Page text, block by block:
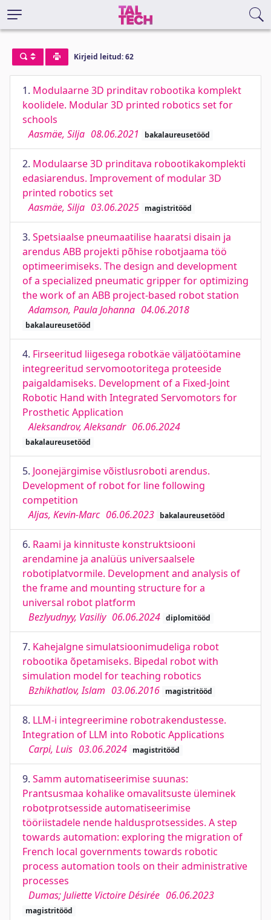
Kirjeid leitud: 62
1. Modulaarne 3D prinditav robootika komplekt
koolidele. Modular 3D printed robotics set for
schools
Aasmäe, Silja 08.06.2021 bakalaureusetööd
2. Modulaarse 3D prinditava robootikakomplekti
edasiarendus. Improvement of modular 3D
printed robotics set
Aasmäe, Silja 03.06.2025 magistritööd
3. Spetsiaalse pneumaatilise haaratsi disain ja
arendus ABB projekti põhise robotjaama töö
optimeerimiseks. The design and development
of a specialized pneumatic gripper for optimizing
the work of an ABB project-based robot station
Adamson, Paula Johanna 04.06.2018
bakalaureusetööd
4. Firseeritud liigesega robotkäe väljatöötamine
integreeritud servomootoritega proteeside
paigaldamiseks. Development of a Fixed-Joint
Robotic Hand with Integrated Servomotors for
Prosthetic Application
Aleksandrov, Aleksandr 06.06.2024
bakalaureusetööd
5. Joonejärgimise võistlusroboti arendus.
Development of robot for line following
competition
Aljas, Kevin-Marc 06.06.2023 bakalaureusetööd
6. Raami ja kinnituste konstruktsiooni
arendamine ja analüüs universaalsele
robotiplatvormile. Development and analysis of
the frame and mounting structure for a
universal robot platform
Bezlyudnyy, Vasiliy 06.06.2024 diplomitööd
7. Kahejalgne simulatsioonimudeliga robot
robootika õpetamiseks. Bipedal robot with
simulation model for teaching robotics
Bzhikhatlov, Islam 03.06.2016 magistritööd
8. LLM-i integreerimine robotrakendustesse.
Integration of LLM into Robotic Applications
Carpi, Luis 03.06.2024 magistritööd
9. Samm automatiseerimise suunas:
Prantsusmaa kohalike omavalitsuste üleminek
robotprotsesside automatiseerimise
tööriistadele nende haldusprotsessides. A step
towards automation: exploring the migration of
French local governments towards robotic
process automation tools on their administrative
processes
Dumas; Juliette Victoire Désirée 06.06.2023
magistritööd